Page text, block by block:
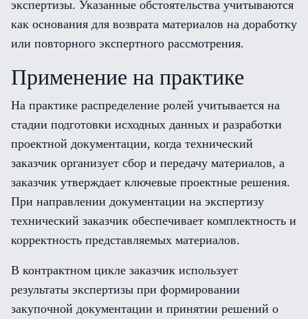
экспертизы. Указанные обстоятельства учитываются
как основания для возврата материалов на доработку
или повторного экспертного рассмотрения.
Применение на практике
На практике распределение ролей учитывается на
стадии подготовки исходных данных и разработки
проектной документации, когда технический
заказчик организует сбор и передачу материалов, а
заказчик утверждает ключевые проектные решения.
При направлении документации на экспертизу
технический заказчик обеспечивает комплектность и
корректность представляемых материалов.
В контрактном цикле заказчик использует
результаты экспертизы при формировании
закупочной документации и принятии решений о